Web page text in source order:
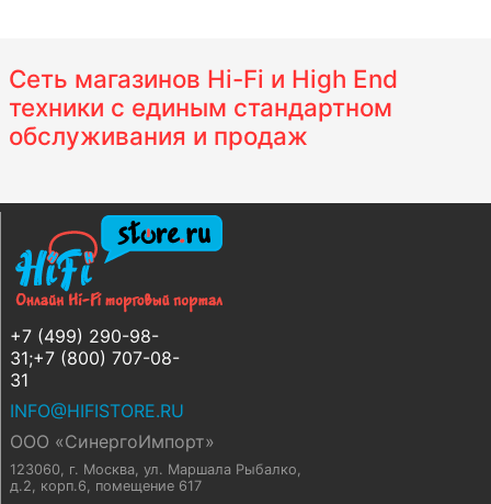
Сеть магазинов Hi-Fi и High End
техники с единым стандартном
обслуживания и продаж
+7 (499) 290-98-
31;+7 (800) 707-08-
31
INFO@HIFISTORE.RU
ООО «СинергоИмпорт»
123060, г. Москва, ул. Маршала Рыбалко,
д.2, корп.6, помещение 617